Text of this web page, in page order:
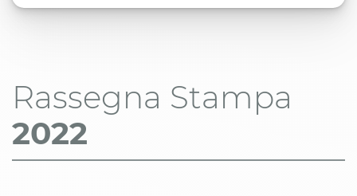
Rassegna Stampa
2022